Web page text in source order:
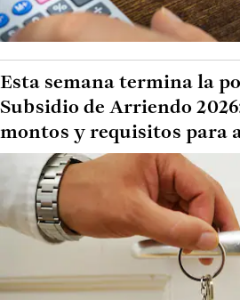
Esta semana termina la
Subsidio de Arriendo
montos y requisitos para